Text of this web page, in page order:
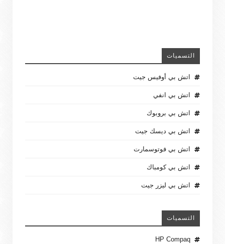
التسميات
اتش بي أوفيس جيت
اتش بي انفي
اتش بي بروبوك
اتش بي ديسك جيت
اتش بي فوتوسمارت
اتش بي كومباك
اتش بي ليزر جيت
التسميات
HP Compaq